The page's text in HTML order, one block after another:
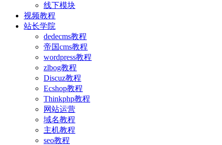
线下模块
视频教程
站长学院
dedecms教程
帝国cms教程
wordpress教程
zlbog教程
Discuz教程
Ecshop教程
Thinkphp教程
网站运营
域名教程
主机教程
seo教程